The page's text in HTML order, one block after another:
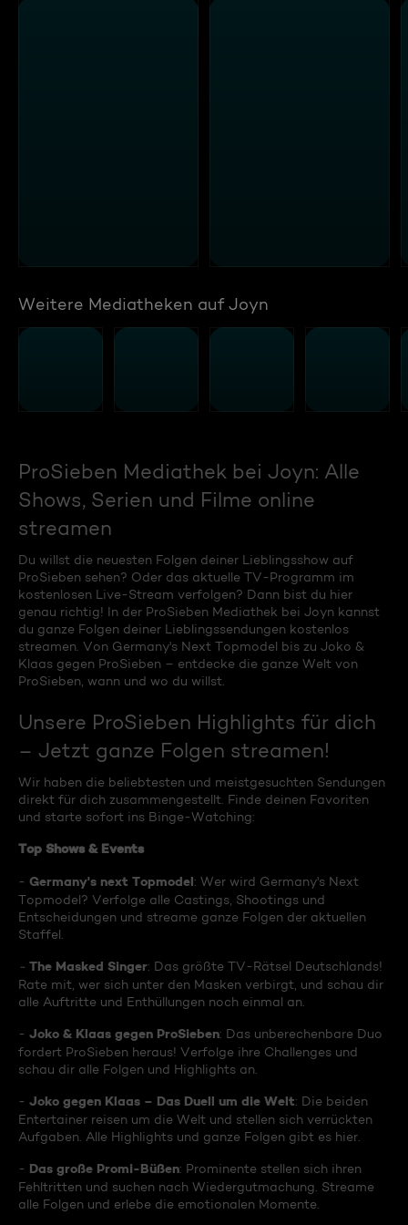
Weitere Mediatheken auf Joyn
ProSieben Mediathek bei Joyn: Alle
Shows, Serien und Filme online
streamen
Du willst die neuesten Folgen deiner Lieblingsshow auf
ProSieben sehen? Oder das aktuelle TV-Programm im
kostenlosen Live-Stream verfolgen? Dann bist du hier
genau richtig! In der ProSieben Mediathek bei Joyn kannst
du ganze Folgen deiner Lieblingssendungen kostenlos
streamen. Von Germany's Next Topmodel bis zu Joko &
Klaas gegen ProSieben – entdecke die ganze Welt von
ProSieben, wann und wo du willst.
Unsere ProSieben Highlights für dich
– Jetzt ganze Folgen streamen!
Wir haben die beliebtesten und meistgesuchten Sendungen
direkt für dich zusammengestellt. Finde deinen Favoriten
und starte sofort ins Binge-Watching:
Top Shows & Events
- Germany's next Topmodel: Wer wird Germany's Next
Topmodel? Verfolge alle Castings, Shootings und
Entscheidungen und streame ganze Folgen der aktuellen
Staffel.
- The Masked Singer: Das größte TV-Rätsel Deutschlands!
Rate mit, wer sich unter den Masken verbirgt, und schau dir
alle Auftritte und Enthüllungen noch einmal an.
- Joko & Klaas gegen ProSieben: Das unberechenbare Duo
fordert ProSieben heraus! Verfolge ihre Challenges und
schau dir alle Folgen und Highlights an.
- Joko gegen Klaas – Das Duell um die Welt: Die beiden
Entertainer reisen um die Welt und stellen sich verrückten
Aufgaben. Alle Highlights und ganze Folgen gibt es hier.
- Das große Promi-Büßen: Prominente stellen sich ihren
Fehltritten und suchen nach Wiedergutmachung. Streame
alle Folgen und erlebe die emotionalen Momente.